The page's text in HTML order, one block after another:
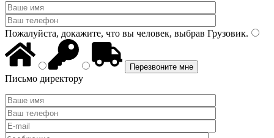
Пожалуйста, докажите, что вы человек, выбрав Грузовик.
Письмо директору